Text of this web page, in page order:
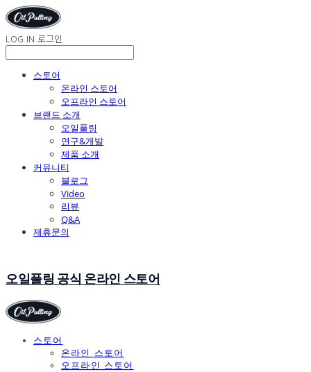
LOG IN 로그인
스토어
온라인 스토어
오프라인 스토어
브랜드 소개
오일풀링
연구&개발
제품 소개
커뮤니티
블로그
Video
리뷰
Q&A
제휴문의
오일풀링 공식 온라인 스토어
스토어
온라인 스토어
오프라인 스토어